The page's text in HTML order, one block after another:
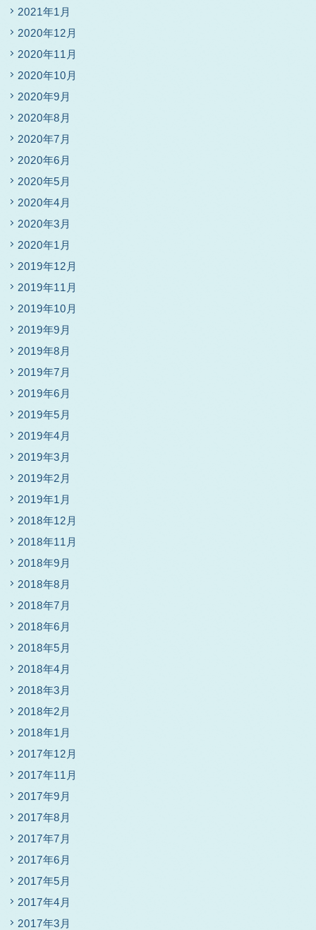
2021年1月
2020年12月
2020年11月
2020年10月
2020年9月
2020年8月
2020年7月
2020年6月
2020年5月
2020年4月
2020年3月
2020年1月
2019年12月
2019年11月
2019年10月
2019年9月
2019年8月
2019年7月
2019年6月
2019年5月
2019年4月
2019年3月
2019年2月
2019年1月
2018年12月
2018年11月
2018年9月
2018年8月
2018年7月
2018年6月
2018年5月
2018年4月
2018年3月
2018年2月
2018年1月
2017年12月
2017年11月
2017年9月
2017年8月
2017年7月
2017年6月
2017年5月
2017年4月
2017年3月